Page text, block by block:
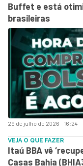
29 de julho de 2026 - 16:24
Buffet e está
brasileiras
VEJA O QUE FAZER
Itaú BBA vê
Casas Bahia